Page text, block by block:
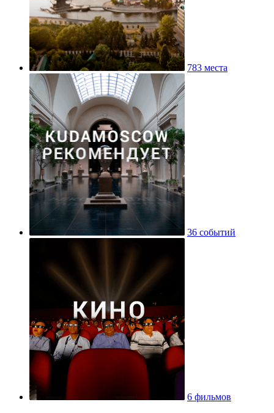
783 места
36 событий
6 фильмов